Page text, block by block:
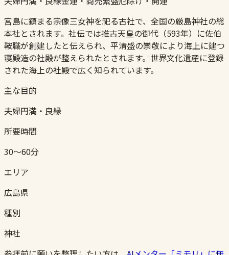
宮島に鎮まる宗像三女神を祀る古社で、全国の厳島神社の総
本社とされます。社伝では推古天皇の御代（593年）に佐伯
鞍職が創建したと伝えられ、平清盛の崇敬により海上に建つ
寝殿造の社殿が整えられたとされます。世界文化遺産に登録
された海上の社殿で広く知られています。
主な目的
夫婦円満・良縁
所要時間
30〜60分
エリア
広島県
種別
神社